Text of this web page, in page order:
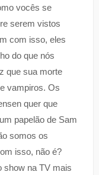
vocês se
serem vistos
com isso, eles
do que nós
que sua morte
vampiros. Os
quer que
papelão de Sam
somos os
isso, não é?
show na TV mais